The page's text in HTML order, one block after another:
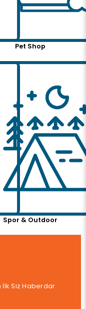
Pet Shop
Spor & Outdoor
İlk Siz Haberdar